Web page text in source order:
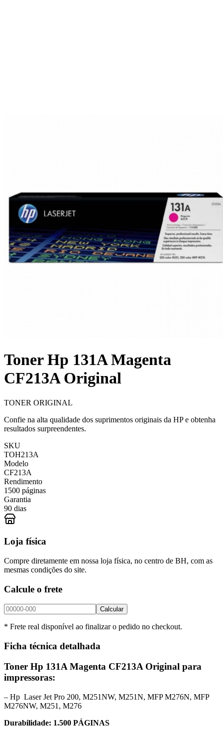
Toner Hp 131A Magenta
CF213A Original
TONER ORIGINAL
Confie na alta qualidade dos suprimentos originais da HP e obtenha
resultados surpreendentes.
SKU
TOH213A
Modelo
CF213A
Rendimento
1500 páginas
Garantia
90 dias
Loja física
Compre diretamente em nossa loja física, no centro de BH, com as
mesmas condições do site.
Calcule o frete
Calcular
* Frete real disponível ao finalizar o pedido no checkout.
Ficha técnica detalhada
Toner Hp 131A Magenta CF213A Original para
impressoras:
– Hp Laser Jet Pro 200, M251NW, M251N, MFP M276N, MFP
M276NW, M251, M276
Durabilidade: 1.500 PÁGINAS